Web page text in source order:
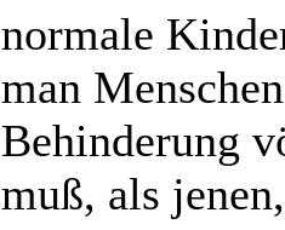
normale
man
Behinderung
muß, als